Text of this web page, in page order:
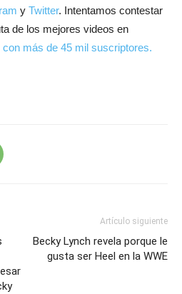
y Twitter. Intentamos contestar
de los mejores videos en
con más de 45 mil suscriptores.
Artículo siguiente
Becky Lynch revela porque le
gusta ser Heel en la WWE